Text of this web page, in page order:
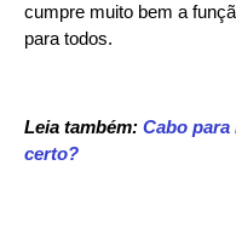
cumpre muito bem a
para todos.
Leia também: Cabo
certo?